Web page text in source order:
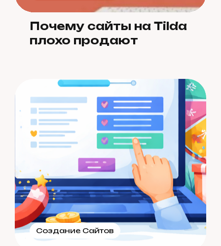
Почему сайты на Tilda
плохо продают
Создание Сайтов